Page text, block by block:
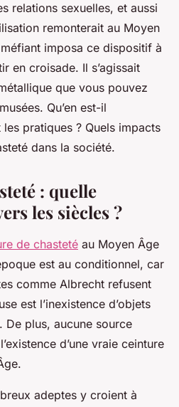
relations sexuelles, et aussi
remonterait au Moyen
imposa ce dispositif à
en croisade. Il s’agissait
que vous pouvez
Qu’en est-il
pratiques ? Quels impacts
dans la société.
: quelle
les siècles ?
de chasteté au Moyen Âge
est au conditionnel, car
comme Albrecht refusent
est l’inexistence d’objets
plus, aucune source
d’une vraie ceinture
adeptes y croient à